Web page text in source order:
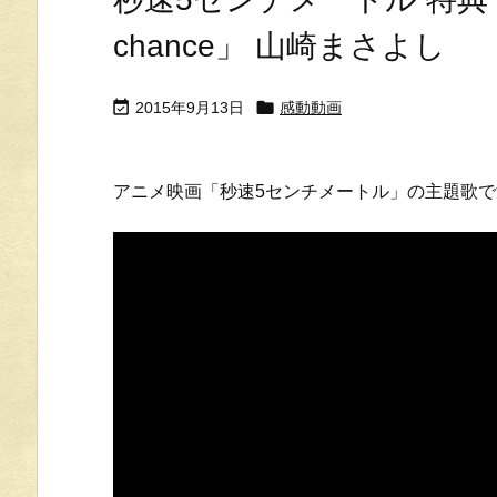
chance」 山崎まさよし
 2015年9月13日  感動動画
アニメ映画「秒速5センチメートル」の主題歌